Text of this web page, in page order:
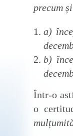
precum
a)
b)
Într-o
o